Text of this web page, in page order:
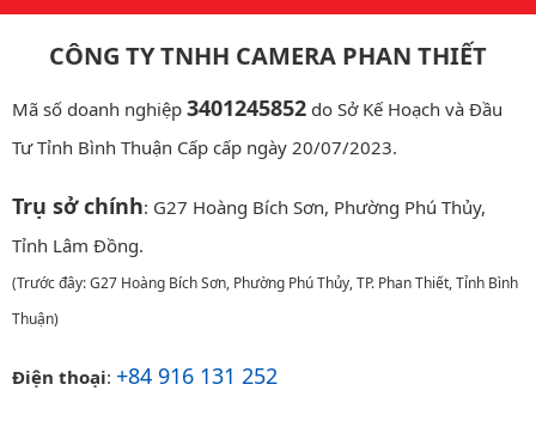
CÔNG TY TNHH CAMERA PHAN THIẾT
Mã số doanh nghiệp 3401245852 do Sở Kế Hoạch và Đầu
Tư Tỉnh Bình Thuận Cấp cấp ngày 20/07/2023.
Trụ sở chính: G27 Hoàng Bích Sơn, Phường Phú Thủy,
Tỉnh Lâm Đồng.
(Trước đây: G27 Hoàng Bích Sơn, Phường Phú Thủy, TP. Phan Thiết, Tỉnh Bình
Thuận)
Điện thoại: +84 916 131 252